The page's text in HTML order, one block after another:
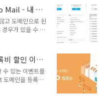
입니다. 2년 전
거액을 주고 서
태... 다른 웹호
체에게 과도한
고 있는 것 같습
것이 최선이지
Mail - 내 도
법
고 도메인으로 된
우가 있을 수 있
하면 내 도메인
의 경우 월
다. 개인형의 절
지 사용자 계정이
이메일 호스팅
상품은 개인형으
비 할인 이벤
있는 이벤트를
메인을 등록하
을 이